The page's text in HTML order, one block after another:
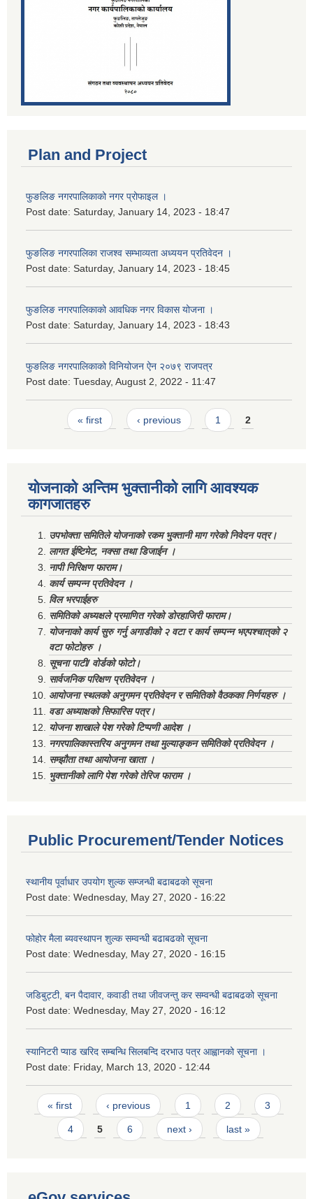
Plan and Project
फुङलिङ नगरपालिकाको नगर प्रोफाइल ।
Post date: Saturday, January 14, 2023 - 18:47
फुङलिङ नगरपालिका राजश्व सम्भाव्यता अध्ययन प्रतिवेदन ।
Post date: Saturday, January 14, 2023 - 18:45
फुङलिङ नगरपालिकाको आवधिक नगर विकास योजना ।
Post date: Saturday, January 14, 2023 - 18:43
फुङलिङ नगरपालिकाको विनियोजन ऐन २०७९ राजपत्र
Post date: Tuesday, August 2, 2022 - 11:47
Pages« first ‹ previous 1 2
योजनाको अन्तिम भुक्तानीको लागि आवश्यक
कागजातहरु
उपभोक्ता समितिले योजनाको रकम भुक्तानी माग गरेको निवेदन पत्र।
लागत ईष्टिमेट, नक्सा तथा डिजाईन ।
नापी निरिक्षण फाराम।
कार्य सम्पन्न प्रतिवेदन ।
विल भरपाईहरु
समितिको अध्यक्षले प्रमाणित गरेको डोरहाजिरी फाराम।
योजनाको कार्य सुरु गर्नु अगाडीको २ वटा र कार्य सम्पन्न भएपश्चात्‌को २
वटा फोटोहरु ।
सूचना पाटी/ वोर्डको फोटो।
सार्वजनिक परिक्षण प्रतिवेदन ।
आयोजना स्थलको अनुगमन प्रतिवेदन र समितिको वैठकका निर्णयहरु ।
वडा अध्याक्षको सिफारिस पत्र।
योजना शाखाले पेश गरेको टिप्पणी आदेश ।
नगरपालिकास्तरिय अनुगमन तथा मुल्याङ्कन समितिको प्रतिवेदन ।
सम्झौता तथा आयोजना खाता ।
भुक्तानीको लागि पेश गरेको तेरिज फाराम ।
Public Procurement/Tender Notices
स्थानीय पूर्वाधार उपयोग शुल्क सम्जन्धी बढाबढको सूचना
Post date: Wednesday, May 27, 2020 - 16:22
फोहोर मैला ब्यवस्थापन शुल्क सम्वन्धी बढाबढको सूचना
Post date: Wednesday, May 27, 2020 - 16:15
जडिबुट्टी, बन पैदावार, कवाडी तथा जीवजन्तु कर सम्वन्धी बढाबढको सूचना
Post date: Wednesday, May 27, 2020 - 16:12
स्यानिटरी प्याड खरिद सम्बन्धि सिलबन्दि दरभाउ पत्र आह्वानको सूचना ।
Post date: Friday, March 13, 2020 - 12:44
Pages
« first ‹ previous 1 2 3
4 5 6 next › last »